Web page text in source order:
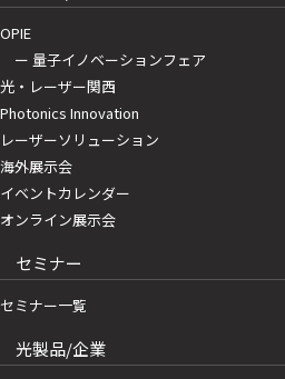
OPIE
ー 量子イノベーションフェア
光・レーザー関西
Photonics Innovation
レーザーソリューション
海外展示会
イベントカレンダー
オンライン展示会
セミナー
セミナー一覧
光製品/企業